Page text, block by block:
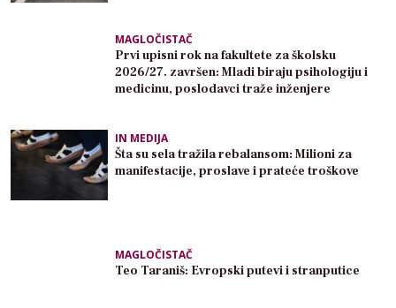
MAGLOČISTAČ
Prvi upisni rok na fakultete za školsku
2026/27. završen: Mladi biraju psihologiju i
medicinu, poslodavci traže inženjere
IN MEDIJA
Šta su sela tražila rebalansom: Milioni za
manifestacije, proslave i prateće troškove
MAGLOČISTAČ
Teo Taraniš: Evropski putevi i stranputice